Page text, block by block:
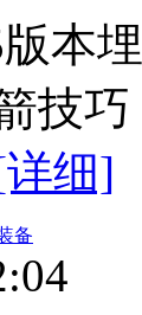
版本
技
细]
备